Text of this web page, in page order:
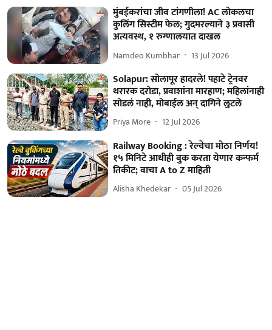
मुंबईकरांचा जीव टांगणीला! AC लोकलचा
कुलिंग सिस्टीम फेल; गुदमरल्याने ३ प्रवासी
अत्यवस्थ, १ रुग्णालयात दाखल
Namdeo Kumbhar 13 Jul 2026
Solapur: सोलापूर हादरले! पहाटे ट्रेनवर
थरारक दरोडा, प्रवाशांना मारहाण; महिलांनाही
सोडलं नाही, मोबाईल अन् दागिने लुटले
Priya More 12 Jul 2026
Railway Booking : रेल्वेचा मोठा निर्णय!
१५ मिनिटे आधीही बुक करता येणार कन्फर्म
तिकीट; वाचा A to Z माहिती
Alisha Khedekar 05 Jul 2026